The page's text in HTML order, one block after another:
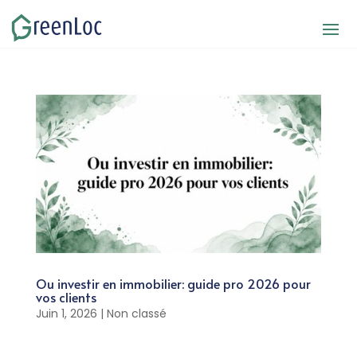
Ou investir en immobilier: guide pro 2026 pour
vos clients
Juin 1, 2026 | Non classé